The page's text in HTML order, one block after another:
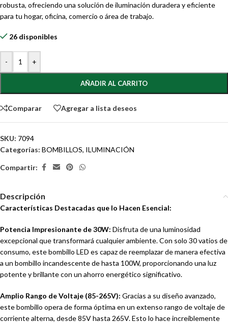
robusta, ofreciendo una solución de iluminación duradera y eficiente
para tu hogar, oficina, comercio o área de trabajo.
26 disponibles
- +
AÑADIR AL CARRITO
Comparar Agregar a lista deseos
SKU: 7094
Categorías: BOMBILLOS, ILUMINACIÓN
Compartir:
Descripción
Características Destacadas que lo Hacen Esencial:
Potencia Impresionante de 30W: Disfruta de una luminosidad
excepcional que transformará cualquier ambiente. Con solo 30 vatios de
consumo, este bombillo LED es capaz de reemplazar de manera efectiva
a un bombillo incandescente de hasta 100W, proporcionando una luz
potente y brillante con un ahorro energético significativo.
Amplio Rango de Voltaje (85-265V): Gracias a su diseño avanzado,
este bombillo opera de forma óptima en un extenso rango de voltaje de
corriente alterna, desde 85V hasta 265V. Esto lo hace increíblemente